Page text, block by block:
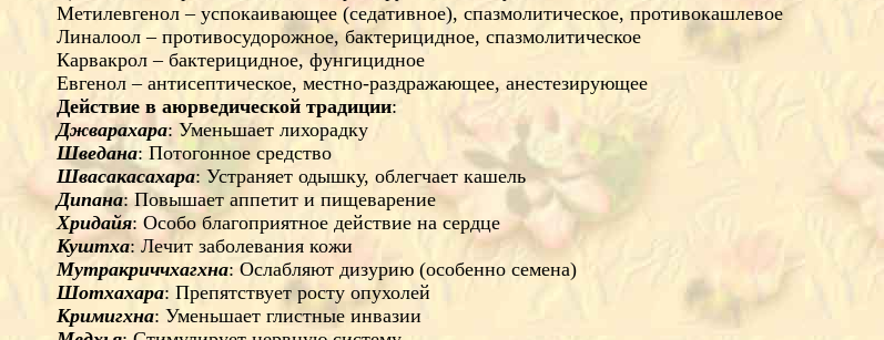
Метилевгенол – успокаивающее (седативное), спазмолитическое, противокашлевое
Линалоол – противосудорожное, бактерицидное, спазмолитическое
Карвакрол – бактерицидное, фунгицидное
Евгенол – антисептическое, местно-раздражающее, анестезирующее
Действие в аюрведической традиции:
Джварахара: Уменьшает лихорадку
Шведана: Потогонное средство
Швасакасахара: Устраняет одышку, облегчает кашель
Дипана: Повышает аппетит и пищеварение
Хридайя: Особо благоприятное действие на сердце
Куштха: Лечит заболевания кожи
Мутракриччхагхна: Ослабляют дизурию (особенно семена)
Шотхахара: Препятствует росту опухолей
Кримигхна: Уменьшает глистные инвазии